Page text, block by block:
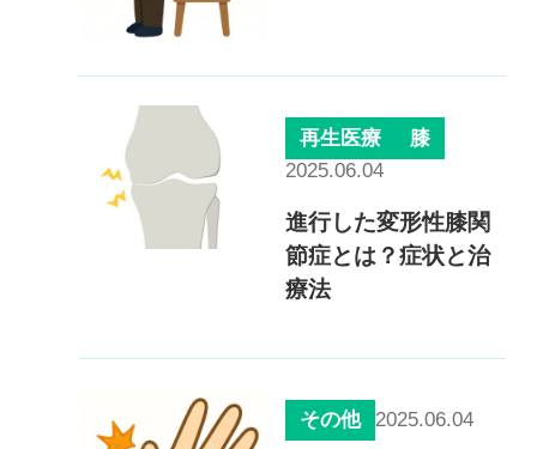
再生医療
膝
2025.06.04
進行した変形性膝関
節症とは？症状と治
療法
その他 2025.06.04